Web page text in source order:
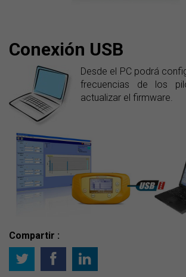
Conexión USB
Desde el PC podrá
frecuencias de los
actualizar el firmware.
Compartir :